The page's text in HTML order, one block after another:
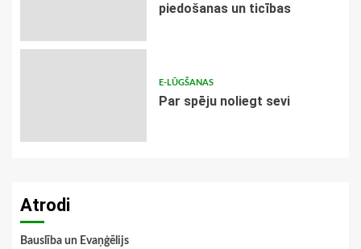
piedošanas un ticības
E-LŪGŠANAS
Par spēju noliegt sevi
Atrodi
Bauslība un Evaņģēlijs